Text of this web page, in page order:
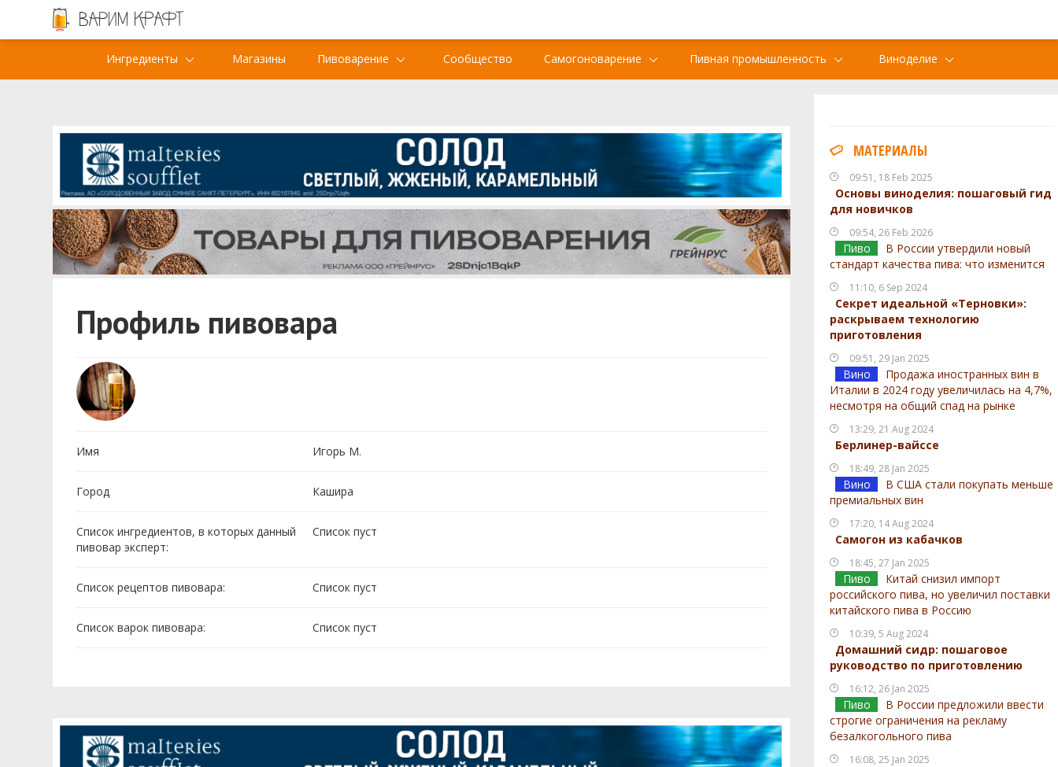
Ингредиенты Магазины Пивоварение Сообщество Самогоноварение Пивная промышленность Виноделие
МАТЕРИАЛЫ
09:51, 18 Feb 2025
Основы виноделия: пошаговый гид
для новичков
09:54, 26 Feb 2026
Пиво
В России утвердили новый
стандарт качества пива: что изменится
11:10, 6 Sep 2024
Секрет идеальной «Терновки»:
раскрываем технологию
приготовления
09:51, 29 Jan 2025
Вино
Продажа иностранных вин в
Италии в 2024 году увеличилась на 4,7%,
несмотря на общий спад на рынке
13:29, 21 Aug 2024
Берлинер-вайссе
18:49, 28 Jan 2025
Вино
В США стали покупать меньше
премиальных вин
17:20, 14 Aug 2024
Самогон из кабачков
18:45, 27 Jan 2025
Пиво
Китай снизил импорт
российского пива, но увеличил поставки
китайского пива в Россию
10:39, 5 Aug 2024
Домашний сидр: пошаговое
руководство по приготовлению
16:12, 26 Jan 2025
Пиво
В России предложили ввести
строгие ограничения на рекламу
безалкогольного пива
16:08, 25 Jan 2025
Профиль пивовара
Имя Игорь М.
Город Кашира
Список ингредиентов, в которых данный
пивовар эксперт:
Cписок пуст
Список рецептов пивовара: Cписок пуст
Список варок пивовара: Cписок пуст